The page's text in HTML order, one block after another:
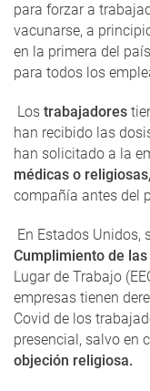
para forzar a
vacunarse, a
en la primera del
para todos los
Los trabajadores
han recibido las
han solicitado a la
médicas o religiosas,
compañía antes del
En Estados Unidos,
Cumplimiento de
Lugar de Trabajo
empresas tienen
Covid de los
presencial, salvo en
objeción religiosa.